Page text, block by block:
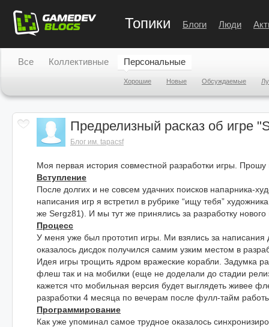
Топики Блоги Люди
Все Коллективные Персональные
Хорошие Новые Обсуждаемые
Предрелизный расказ об игре
Блог им. tapacsf
Моя первая история совместной разработки игры. Прошу
Вступление
После долгих и не совсем удачних поисков напарника-
написания игр я встретил в рубрике “ищу тебя”
же Sergz81). И мы тут же принялись за разработку нового
Процесс
У меня уже был прототип игры. Ми взялись за написания
оказалось дисдок получился самим узким местом в
Идея игры трощить ядром вражеские корабли. Задумка
флеш так и на мобилки (еще не доделали до стадии
кажется что мобильная версия будет выглядеть живее
разработки 4 месяца по вечерам после фулл-тайм
Программирование
Как уже упоминал самое трудное оказалось